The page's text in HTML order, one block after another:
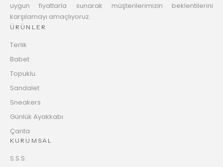
uygun fiyatlarla sunarak müşterilerimizin beklentilerini
karşılamayı amaçlıyoruz.
ÜRÜNLER
Terlik
Babet
Topuklu
Sandalet
Sneakers
Günlük Ayakkabı
Çanta
KURUMSAL
S.S.S.